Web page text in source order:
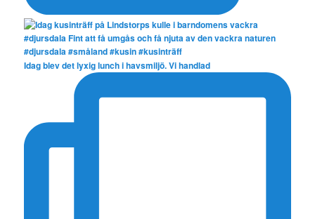
Idag blev det lyxig lunch i havsmiljö. Vi handlad